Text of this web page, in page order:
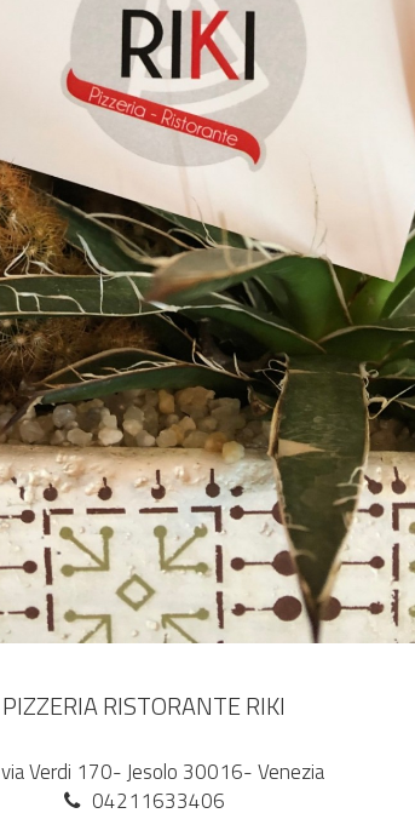
PIZZERIA RISTORANTE RIKI
via Verdi 170- Jesolo 30016- Venezia
04211633406